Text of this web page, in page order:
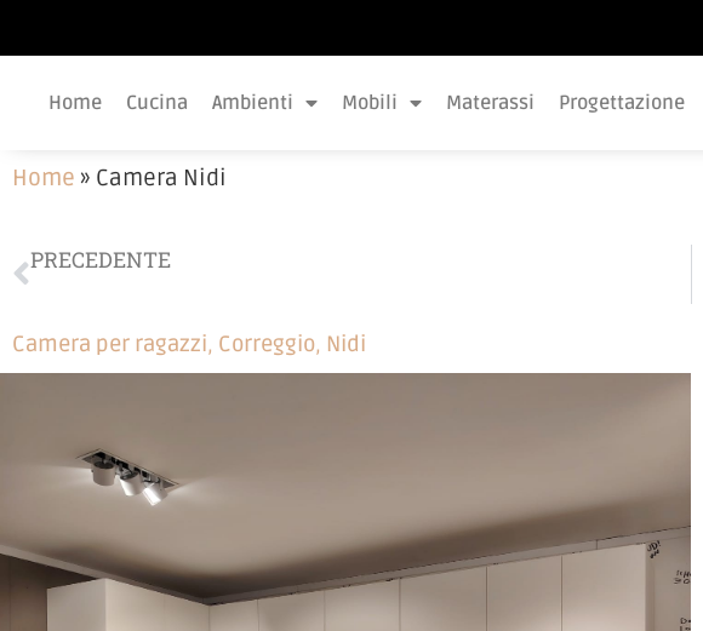
Home Cucina Ambienti Mobili Materassi Progettazione
Home » Camera Nidi
PRECEDENTE
Camera per ragazzi, Correggio, Nidi